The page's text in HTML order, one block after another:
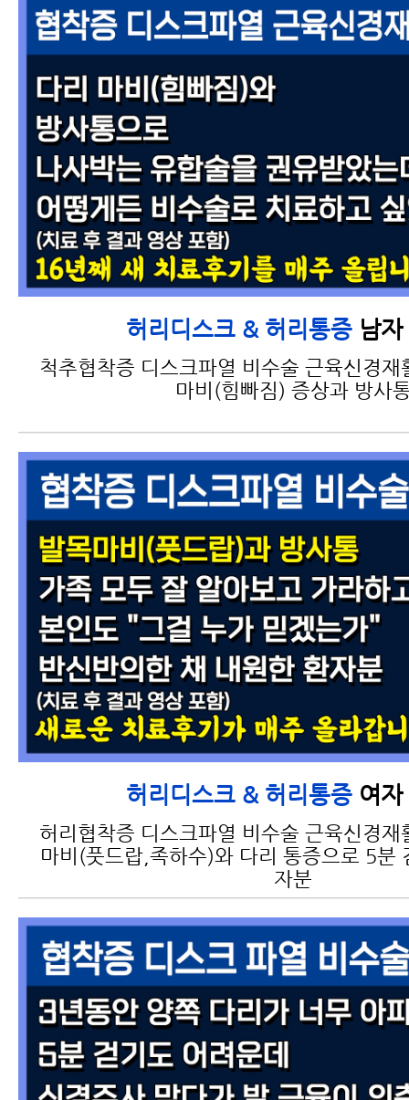
허리디스크, 척추관협착
증 MRI만 보고 진단하면
안 되는 이유
허리디스크 수술 신중히
결정해야 하는 이유
허리디스크 & 허리통증 남
척추협착증 디스크파열 비수술 근육신경
마비(힘빠짐) 증상과 방사
허리디스크 & 허리통증 여
허리협착증 디스크파열 비수술 근육신경
마비(풋드랍,족하수)와 다리 통증으로 5분
자분